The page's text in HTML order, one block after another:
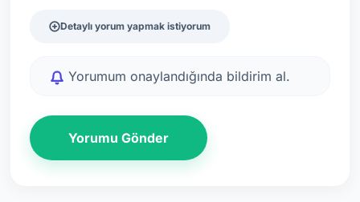
Detaylı yorum yapmak istiyorum
Yorumum onaylandığında bildirim al.
Yorumu Gönder